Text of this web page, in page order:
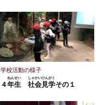
学校活動の様子
４年生
ねんせい
社会見学
しゃかいけんがく
その１